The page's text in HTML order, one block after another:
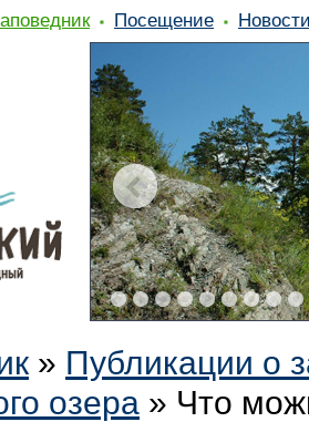
Посещение
» Публикации о
озера » Что